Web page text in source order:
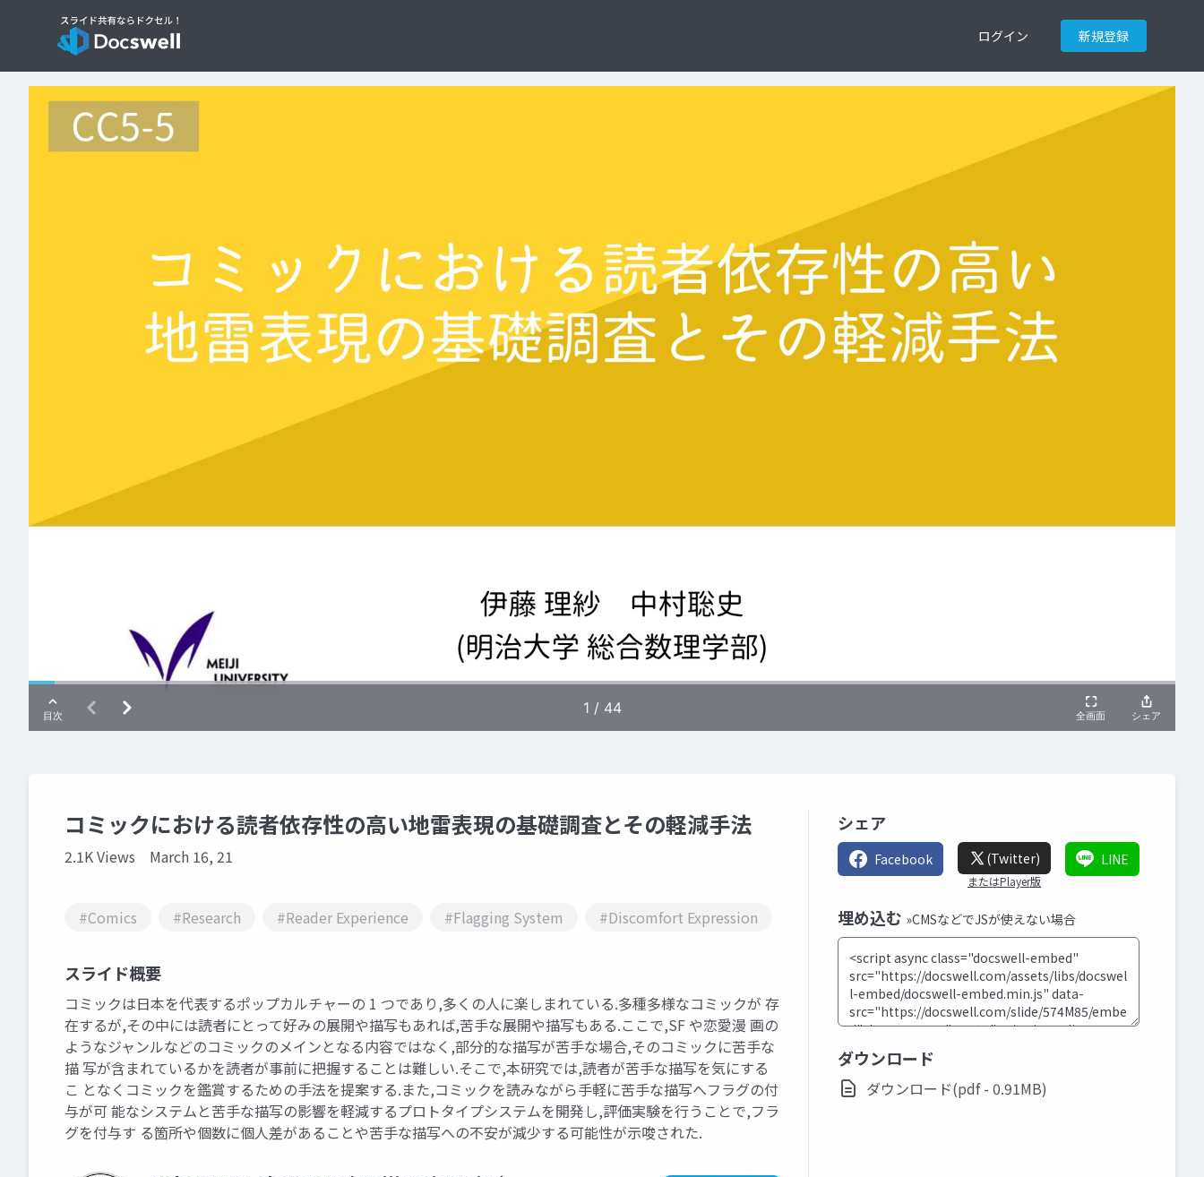
ログイン 新規登録
コミックにおける読者依存性の高い地雷表現の基礎調査とその軽減手法
2.1K Views March 16, 21
#Comics #Research #Reader Experience #Flagging System #Discomfort Expression
スライド概要
コミックは日本を代表するポップカルチャーの 1 つであり,多くの人に楽しまれている.多種多様なコミックが 存
在するが,その中には読者にとって好みの展開や描写もあれば,苦手な展開や描写もある.ここで,SF や恋愛漫 画の
ようなジャンルなどのコミックのメインとなる内容ではなく,部分的な描写が苦手な場合,そのコミックに苦手な
描 写が含まれているかを読者が事前に把握することは難しい.そこで,本研究では,読者が苦手な描写を気にする
こ となくコミックを鑑賞するための手法を提案する.また,コミックを読みながら手軽に苦手な描写へフラグの付
与が可 能なシステムと苦手な描写の影響を軽減するプロトタイプシステムを開発し,評価実験を行うことで,フラ
グを付与す る箇所や個数に個人差があることや苦手な描写への不安が減少する可能性が示唆された.
シェア
Facebook (Twitter)
またはPlayer版
LINE
埋め込む »CMSなどでJSが使えない場合
ダウンロード
ダウンロード(pdf - 0.91MB)